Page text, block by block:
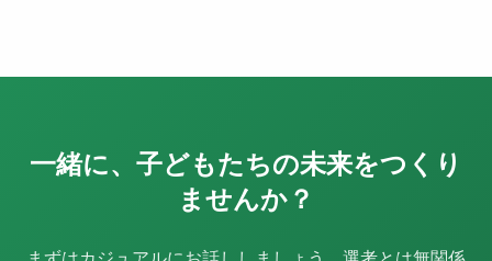
一緒に、子どもたちの未来をつくり
ませんか？